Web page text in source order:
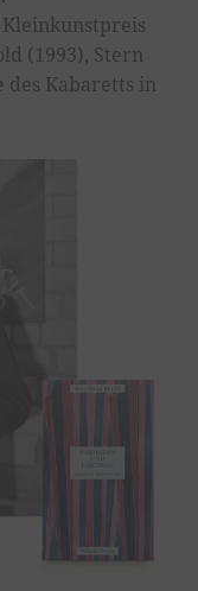
(1993), Stern
des Kabaretts in